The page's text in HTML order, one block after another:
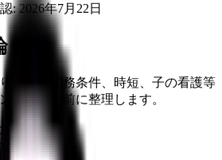
:2026年7月22日
やすい勤務条件、時短、子の看護等
クを復帰前に整理します。
ド
ド